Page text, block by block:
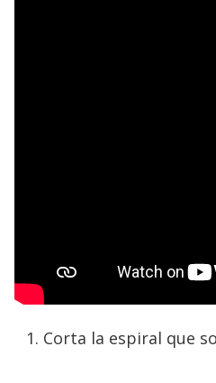
Corta la espiral que